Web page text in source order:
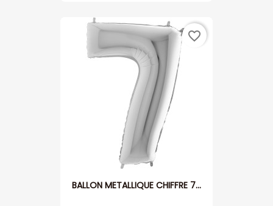
BALLON METALLIQUE CHIFFRE 7...
favorite_border